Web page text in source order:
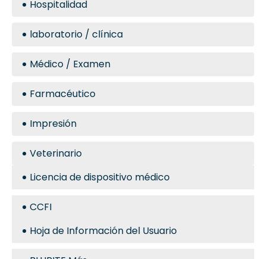
Hospitalidad
laboratorio / clínica
Médico / Examen
Farmacéutico
Impresión
Veterinario
Licencia de dispositivo médico
CCFI
Hoja de Información del Usuario